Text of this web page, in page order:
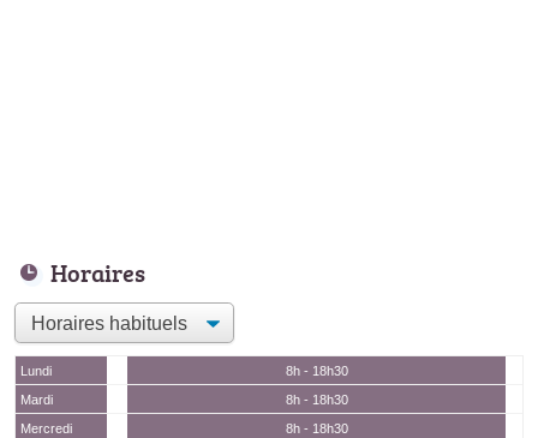
Horaires
Lundi
8h - 18h30
Mardi
8h - 18h30
Mercredi
8h - 18h30